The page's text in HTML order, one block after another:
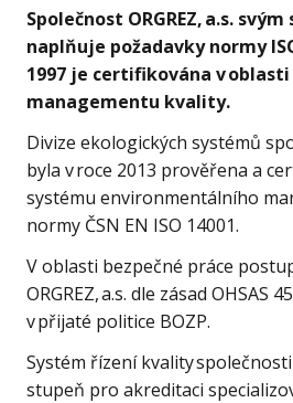
Společnost ORGREZ, a.s.
naplňuje požadavky normy
1997 je certifikována v
managementu kvality.
Divize ekologických systémů
byla v roce 2013 prověřena a
systému environmentálního
normy ČSN EN ISO 14001.
V oblasti bezpečné práce
ORGREZ, a.s. dle zásad OHSAS
v přijaté politice BOZP.
Systém řízení kvality
stupeň pro akreditaci